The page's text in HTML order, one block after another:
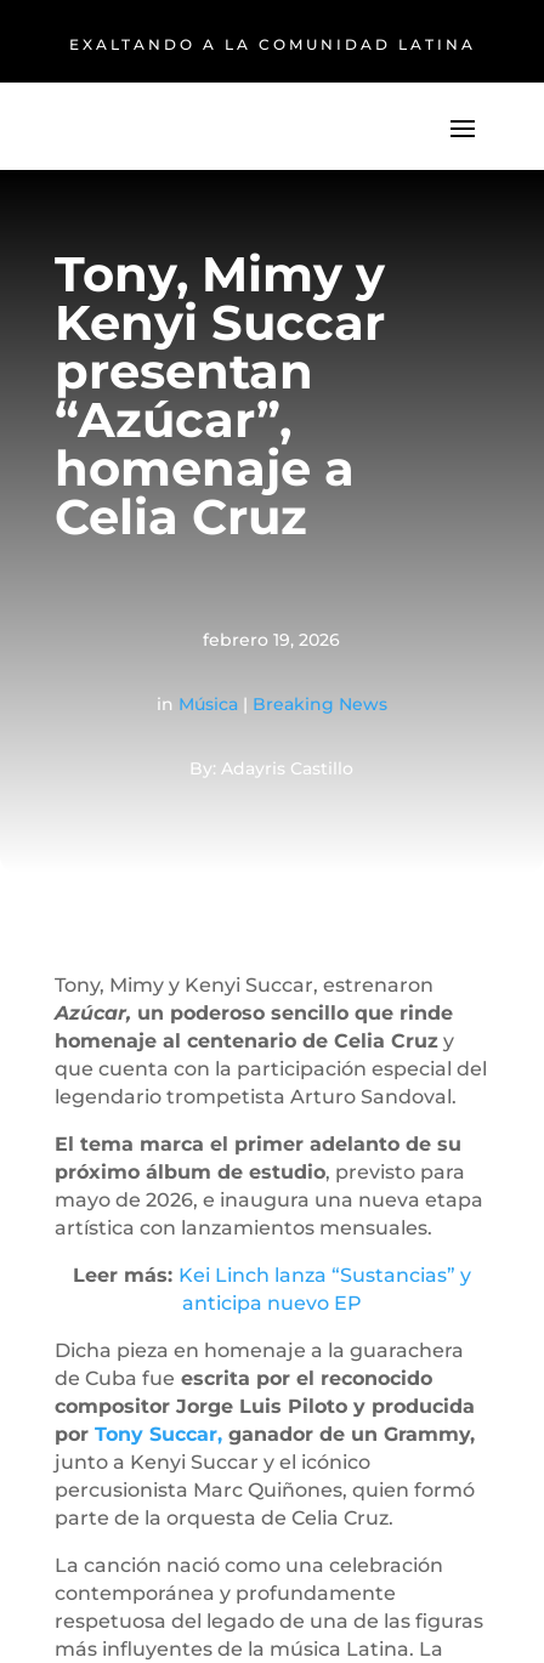
EXALTANDO A LA COMUNIDAD LATINA
Tony, Mimy y
Kenyi Succar
presentan
“Azúcar”,
homenaje a
Celia Cruz
febrero 19, 2026
in Música | Breaking News
By: Adayris Castillo
Tony, Mimy y Kenyi Succar, estrenaron
Azúcar, un poderoso sencillo que rinde
homenaje al centenario de Celia Cruzy
que cuenta con la participación especial del
legendario trompetista Arturo Sandoval.
El tema marca el primer adelanto de su
próximo álbum de estudio, previsto para
mayo de 2026, e inaugura una nueva etapa
artística con lanzamientos mensuales.
Leer más: Kei Linch lanza “Sustancias” y
anticipa nuevo EP
Dicha pieza en homenaje a la guarachera
de Cuba fue escrita por el reconocido
compositor Jorge Luis Piloto y producida
por Tony Succar,ganador de un Grammy,
junto a Kenyi Succar y el icónico
percusionista Marc Quiñones, quien formó
parte de la orquesta de Celia Cruz.
La canción nació como una celebración
contemporánea y profundamente
respetuosa del legado de una de las figuras
más influyentes de la música Latina. La